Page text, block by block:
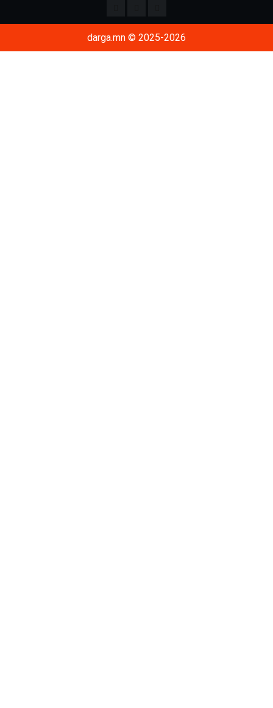
darga.mn © 2025-2026